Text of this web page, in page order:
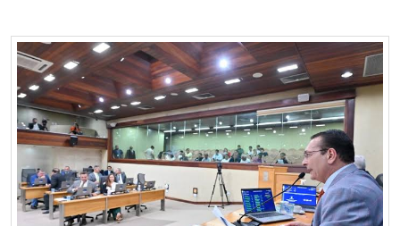
ARTIGO
ASSEMBLEIA
DO
RN